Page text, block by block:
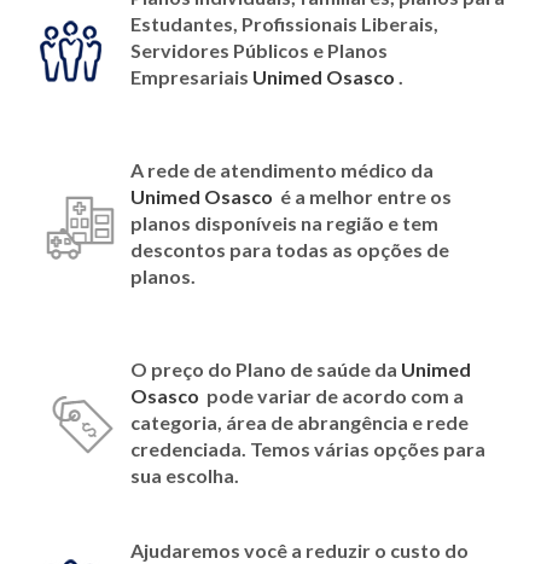
Estudantes, Profissionais Liberais,
Servidores Públicos e Planos
Empresariais Unimed Osasco .
A rede de atendimento médico da
Unimed Osasco é a melhor entre os
planos disponíveis na região e tem
descontos para todas as opções de
planos.
O preço do Plano de saúde da Unimed
Osasco pode variar de acordo com a
categoria, área de abrangência e rede
credenciada. Temos várias opções para
sua escolha.
Ajudaremos você a reduzir o custo do